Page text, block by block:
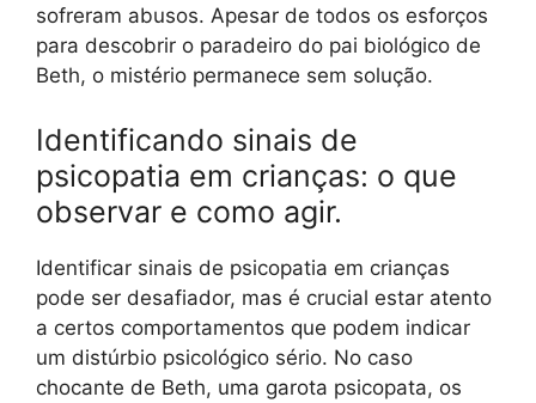
sofreram abusos. Apesar de todos os esforços
para descobrir o paradeiro do pai biológico de
Beth, o mistério permanece sem solução.
Identificando sinais de
psicopatia em crianças: o que
observar e como agir.
Identificar sinais de psicopatia em crianças
pode ser desafiador, mas é crucial estar atento
a certos comportamentos que podem indicar
um distúrbio psicológico sério. No caso
chocante de Beth, uma garota psicopata, os